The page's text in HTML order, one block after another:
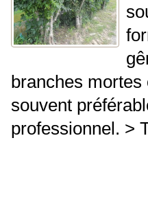
branches
souvent
professionnel. >